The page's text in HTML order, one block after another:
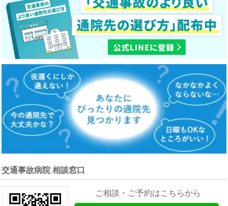
交通事故病院 相談窓口
ご相談・ご予約はこちらから